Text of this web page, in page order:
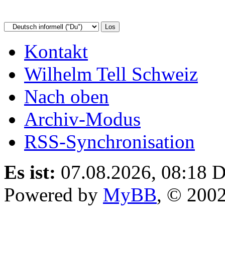
Kontakt
Wilhelm Tell Schweiz
Nach oben
Archiv-Modus
RSS-Synchronisation
Es ist: 07.08.2026, 08:18
Powered by MyBB, ©